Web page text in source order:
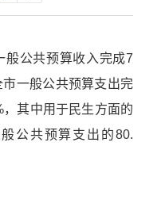
般公共预算收入完成7
一般公共预算支出完
其中用于民生方面的
公共预算支出的80.